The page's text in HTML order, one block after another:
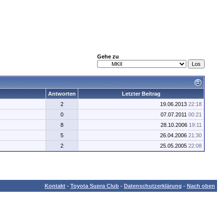
Gehe zu
Antworten
Letzter Beitrag
2
19.06.2013 22:18
0
07.07.2011 00:21
8
28.10.2006 19:11
5
26.04.2006 21:30
2
25.05.2005 22:08
Kontakt - Toyota Supra Club - Datenschutzerklärung - Nach oben